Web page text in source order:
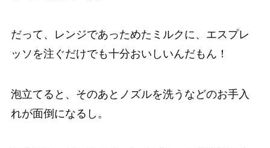
だって、レンジであっためたミルクに、エスプレ
ッソを注ぐだけでも十分おいしいんだもん！
泡立てると、そのあとノズルを洗うなどのお手入
れが面倒になるし。